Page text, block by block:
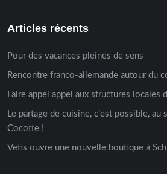
Articles récents
Pour des vacances pleines de sens
Rencontre franco-allemande autour du
Faire appel appel aux structures locales
Le partage de cuisine, c’est possible, au
Cocotte !
Vetis ouvre une nouvelle boutique à